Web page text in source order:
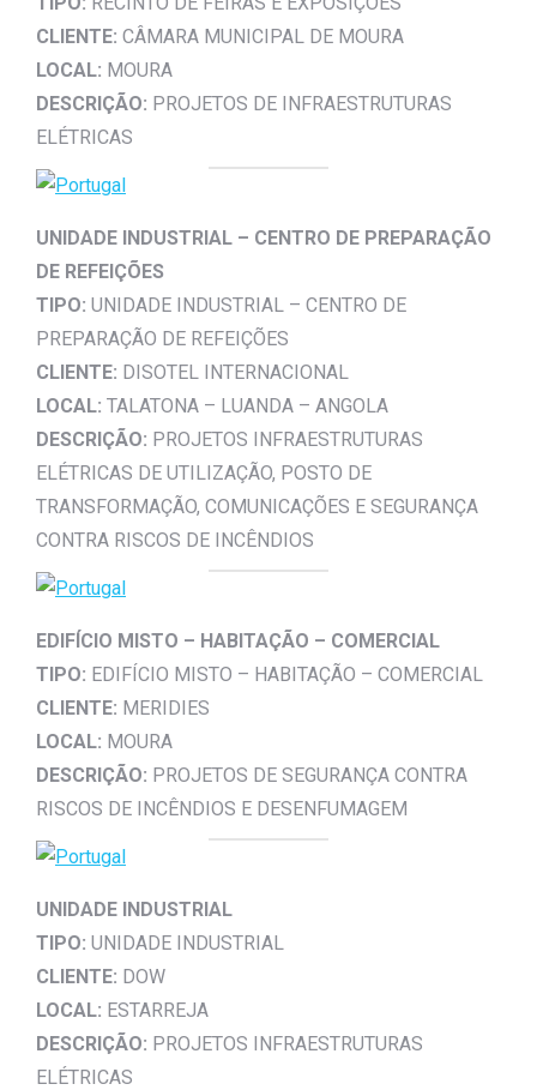
CLIENTE: CÂMARA MUNICIPAL DE MOURA
LOCAL: MOURA
DESCRIÇÃO: PROJETOS DE INFRAESTRUTURAS
ELÉTRICAS
UNIDADE INDUSTRIAL – CENTRO DE PREPARAÇÃO
DE REFEIÇÕES
TIPO: UNIDADE INDUSTRIAL – CENTRO DE
PREPARAÇÃO DE REFEIÇÕES
CLIENTE: DISOTEL INTERNACIONAL
LOCAL: TALATONA – LUANDA – ANGOLA
DESCRIÇÃO: PROJETOS INFRAESTRUTURAS
ELÉTRICAS DE UTILIZAÇÃO, POSTO DE
TRANSFORMAÇÃO, COMUNICAÇÕES E SEGURANÇA
CONTRA RISCOS DE INCÊNDIOS
EDIFÍCIO MISTO – HABITAÇÃO – COMERCIAL
TIPO: EDIFÍCIO MISTO – HABITAÇÃO – COMERCIAL
CLIENTE: MERIDIES
LOCAL: MOURA
DESCRIÇÃO: PROJETOS DE SEGURANÇA CONTRA
RISCOS DE INCÊNDIOS E DESENFUMAGEM
UNIDADE INDUSTRIAL
TIPO: UNIDADE INDUSTRIAL
CLIENTE: DOW
LOCAL: ESTARREJA
DESCRIÇÃO: PROJETOS INFRAESTRUTURAS
ELÉTRICAS